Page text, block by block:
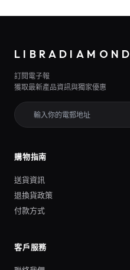
LIBRADIAMOND
訂閱電子報
獲取最新產品資訊與獨家優惠
購物指南
送貨資訊
退換貨政策
付款方式
客戶服務